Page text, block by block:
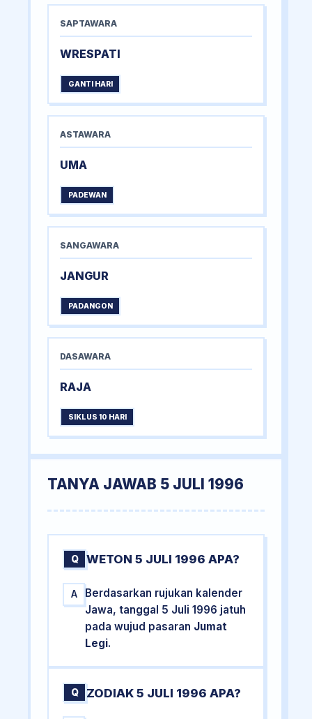
SAPTAWARA
WRESPATI
GANTI HARI
ASTAWARA
UMA
PADEWAN
SANGAWARA
JANGUR
PADANGON
DASAWARA
RAJA
SIKLUS 10 HARI
TANYA JAWAB 5 JULI 1996
Q WETON 5 JULI 1996 APA?
A
Berdasarkan rujukan kalender
Jawa, tanggal 5 Juli 1996 jatuh
pada wujud pasaran Jumat
Legi.
Q ZODIAK 5 JULI 1996 APA?